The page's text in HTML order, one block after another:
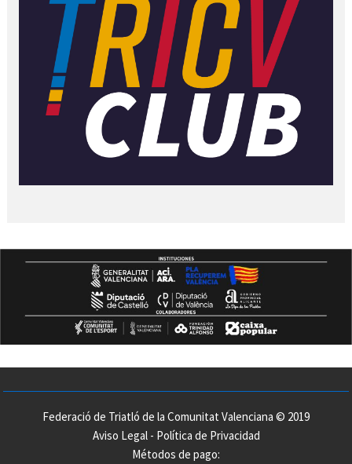
Federació de Triatló de la Comunitat Valenciana © 2019
Aviso Legal- Política de Privacidad
Métodos de pago: